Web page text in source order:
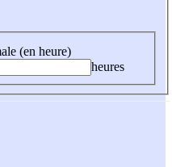
(en heure)
heures